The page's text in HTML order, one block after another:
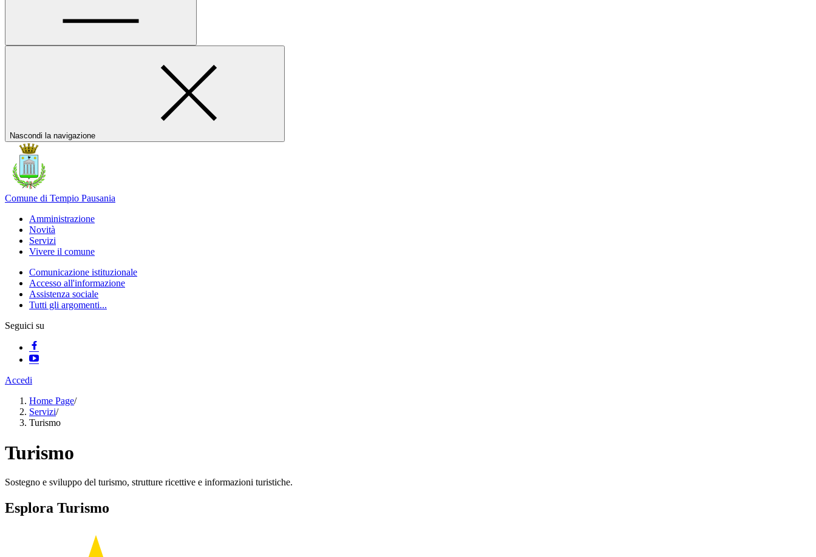
Nascondi la navigazione
Comune di Tempio Pausania
Amministrazione
Novità
Servizi
Vivere il comune
Comunicazione istituzionale
Accesso all'informazione
Assistenza sociale
Tutti gli argomenti...
Seguici su
Accedi
Home Page/
Servizi/
Turismo
Turismo
Sostegno e sviluppo del turismo, strutture ricettive e informazioni turistiche.
Esplora Turismo